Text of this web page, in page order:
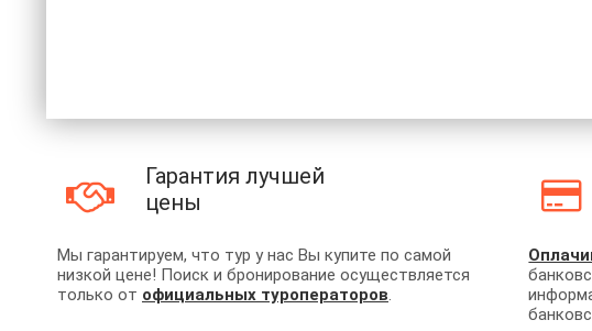
Гарантия лучшей
цены
Мы гарантируем, что тур у нас Вы купите по самой
низкой цене! Поиск и бронирование осуществляется
только от официальных туроператоров.